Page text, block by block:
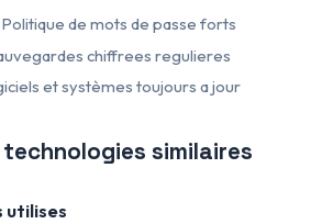
Politique de mots de passe forts
chiffrees regulieres
et systèmes toujours a jour
similaires
utilises